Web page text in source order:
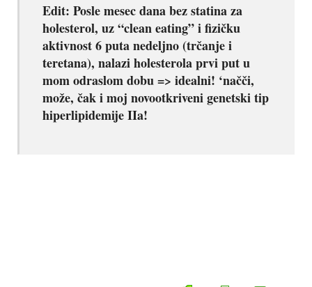
Edit: Posle mesec dana bez statina za
holesterol, uz “clean eating” i fizičku
aktivnost 6 puta nedeljno (trčanje i
teretana), nalazi holesterola prvi put u
mom odraslom dobu => idealni! ‘načči,
može, čak i moj novootkriveni genetski tip
hiperlipidemije IIa!